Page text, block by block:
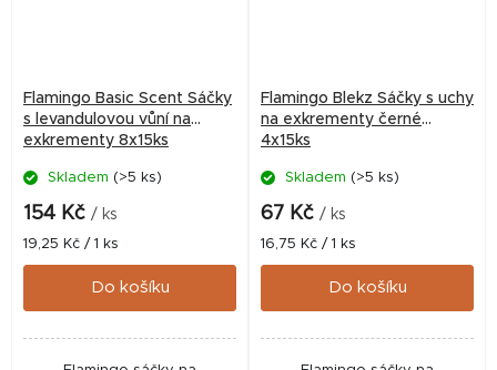
Flamingo Basic Scent Sáčky
s levandulovou vůní na
exkrementy 8x15ks
Skladem (>5 ks)
154 Kč / ks
Měrná
cena:
19,25 Kč / 1 ks
Do košíku
Flamingo Blekz Sáčky s uchy
na exkrementy černé
4x15ks
Skladem (>5 ks)
67 Kč / ks
Měrná
cena:
16,75 Kč / 1 ks
Do košíku